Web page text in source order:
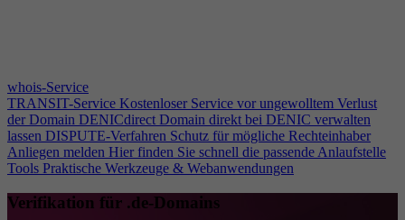
whois-Service
TRANSIT-Service Kostenloser Service vor ungewolltem Verlust
der Domain DENICdirect Domain direkt bei DENIC verwalten
lassen DISPUTE-Verfahren Schutz für mögliche Rechteinhaber
Anliegen melden Hier finden Sie schnell die passende Anlaufstelle
Tools Praktische Werkzeuge & Webanwendungen
Verifikation für .de-Domains